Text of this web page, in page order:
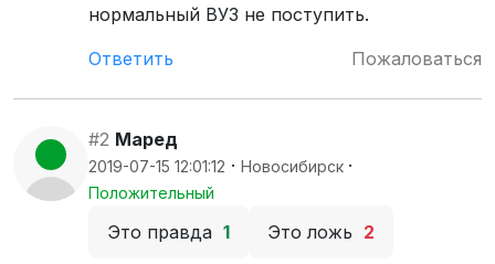
нормальный ВУЗ не поступить.
Ответить
Пожаловаться
#2 Маред
2019-07-15 12:01:12 · Новосибирск ·
Положительный
Это правда 1 Это ложь 2